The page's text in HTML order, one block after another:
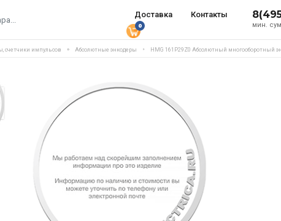
Доставка Контакты
мин.
0
счетчики импульсов Абсолютные энкодеры HMG 161P29Z0 Абсолютный многооборотный